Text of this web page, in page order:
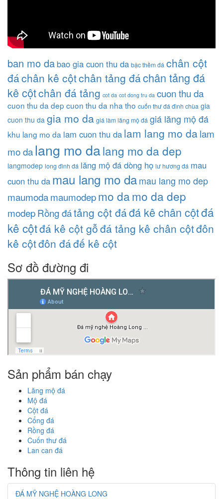
ban mo da bao gia cuon thu da bậc thềm đá chân cột
đáchân kê cộtchân tảng đáchân tảng đá
kê cộtchân đá tảng cot da cot dong tru da cuon thu da
cuon thu da dep cuon thu da nha tho cuốn thư đá đình chùa gia
cuon thu da gia mo da giá làm lăng mộ đá giá lăng mộ đá
khu lang mo da lam cuon thu da lam lang mo dalam
mo dalang mo dalang mo da dep
langmodep long đình đá lăng mộ đá dòng họ lư hương đá mau
cuon thu da mau lang mo damau lang mo dep
maumodamaumodepmo damo da dep
modepRồng đátảng cột đáđá kê chân cộtđá
kê cộtđá kê cột gỗđá tảng kê chân cộtđôn
kê cộtđôn đáđế kê cột
Sơ đồ đường đi
Sản phẩm bán chạy
Lăng mộ đá
Mộ đá
Cột đá
Cổng đá
Rồng đá
Cuốn thư đá
Lan can đá
Thông tin liên hệ
ĐÁ MỸ NGHỆ HOÀNG LONG